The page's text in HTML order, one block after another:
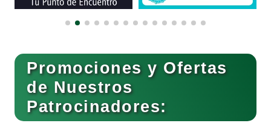
Computadoras
Conferencias Empresariales
Construcciones en General
Promociones y Ofertas
de Nuestros
Patrocinadores: